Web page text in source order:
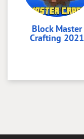
Block Master
Crafting 2021